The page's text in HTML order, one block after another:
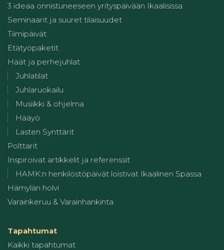
3 ideaa onnistuneeseen yrityspäivään Ikaalisissa
Seminaarit ja suuret tilaisuudet
Tiimipäivät
Etätyöpaketit
Häät ja perhejuhlat
Juhlatilat
Juhlaruokailu
Musiikki & ohjelma
Hääyö
Lasten Synttärit
Polttarit
Inspiroivat artikkelit ja referenssit
HAMK:n henkilöstöpäivät loistivat Ikaalinen Spassa
Hämylän holvi
Varainkeruu & Varainhankinta
Tapahtumat
Kaikki tapahtumat